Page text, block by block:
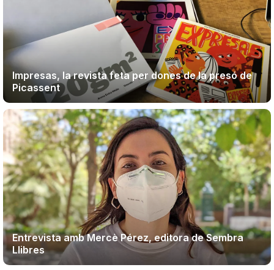
Impresas, la revista feta per dones de la presó de
Picassent
Entrevista amb Mercè Pérez, editora de Sembra
Llibres